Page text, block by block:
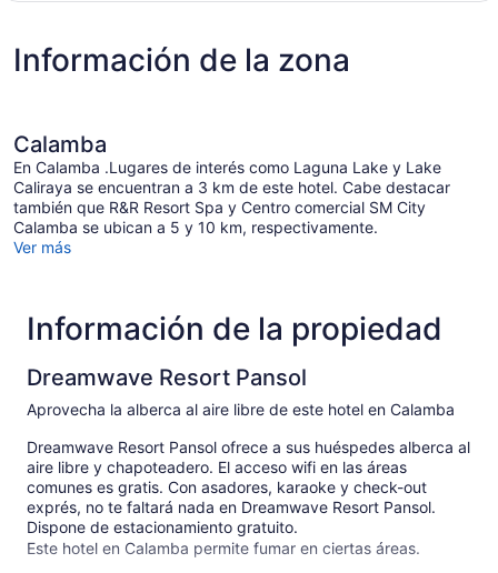
Información de la zona
Calamba
En Calamba .Lugares de interés como Laguna Lake y Lake
Caliraya se encuentran a 3 km de este hotel. Cabe destacar
también que R&R Resort Spa y Centro comercial SM City
Calamba se ubican a 5 y 10 km, respectivamente.
Ver más
Información de la propiedad
Dreamwave Resort Pansol
Aprovecha la alberca al aire libre de este hotel en Calamba
Dreamwave Resort Pansol ofrece a sus huéspedes alberca al
aire libre y chapoteadero. El acceso wifi en las áreas
comunes es gratis. Con asadores, karaoke y check-out
exprés, no te faltará nada en Dreamwave Resort Pansol.
Dispone de estacionamiento gratuito.
Este hotel en Calamba permite fumar en ciertas áreas.